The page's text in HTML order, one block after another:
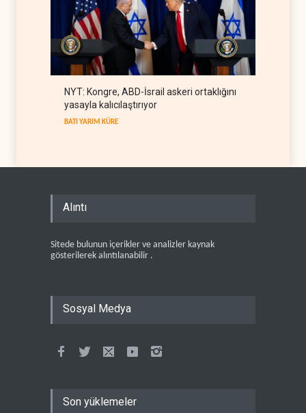
NYT: Kongre, ABD-İsrail askeri ortaklığını
yasayla kalıcılaştırıyor
BATI YARIM KÜRE
Alıntı
Sitede bulunun içerikler ve analizler kaynak
gösterilerek alıntılanabilir .
Sosyal Medya
Son yüklemeler